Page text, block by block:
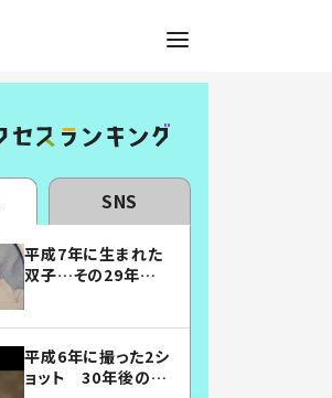
SNS
平成7年に生まれた
双子…その29年後
平成6年に撮った2シ
ョット 30年後の姿